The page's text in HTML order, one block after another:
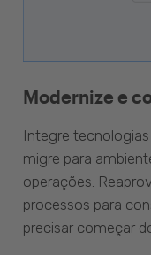
Modernize e
Integre
migre para
operações.
processos para
precisar começar